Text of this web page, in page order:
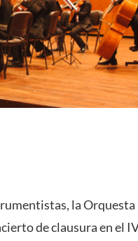
la Orquesta
de clausura en el